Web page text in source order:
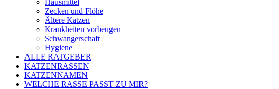
Hausmittel
Zecken und Flöhe
Ältere Katzen
Krankheiten vorbeugen
Schwangerschaft
Hygiene
ALLE RATGEBER
KATZENRASSEN
KATZENNAMEN
WELCHE RASSE PASST ZU MIR?